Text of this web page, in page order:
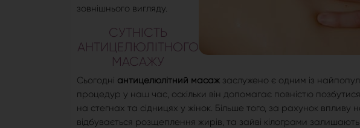
зовнішнього вигляду.
СУТНІСТЬ
АНТИЦЕЛЮЛІТНОГО
МАСАЖУ
Сьогодні антицелюлітний масаж заслужено є одним із
процедур у наш час, оскільки він допомагає повністю позбутися
на стегнах та сідницях у жінок. Більше того, за рахунок впливу
відбувається розщеплення жирів, та зайві кілограми